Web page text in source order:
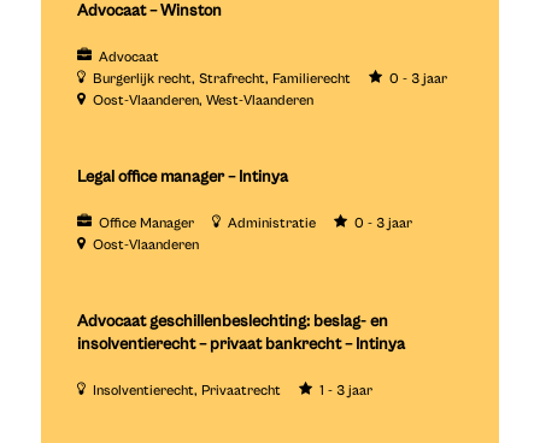
Advocaat – Winston
Advocaat
Burgerlijk recht Strafrecht Familierecht
0 - 3 jaar
Oost-Vlaanderen West-Vlaanderen
Legal office manager – Intinya
Office Manager Administratie
0 - 3 jaar
Oost-Vlaanderen
Advocaat geschillenbeslechting: beslag- en
insolventierecht – privaat bankrecht – Intinya
Insolventierecht Privaatrecht 1 - 3 jaar